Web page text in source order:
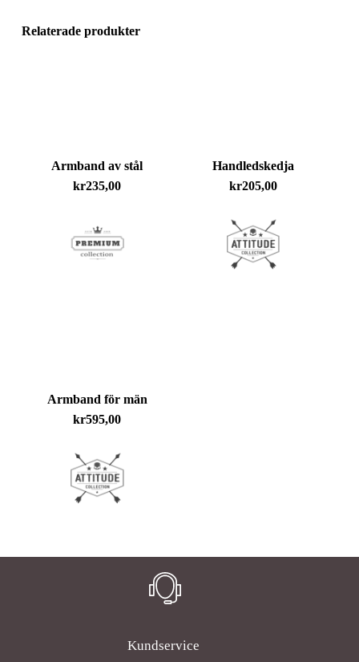
Inga produkter i varukorgen.
Relaterade produkter
Armband av stål
kr235,00
Handledskedja
kr205,00
Armband för män
kr595,00
Kundservice